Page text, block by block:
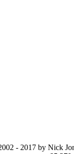
- 2017 by Nick